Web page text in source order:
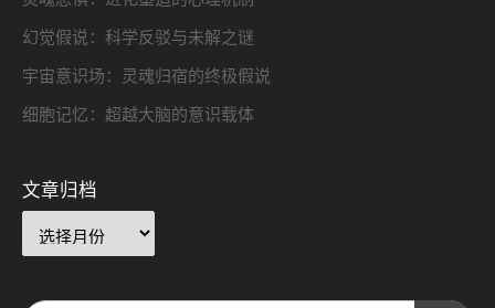
幻觉假说：科学反驳与未解之谜
宇宙意识场：灵魂归宿的终极假说
细胞记忆：超越大脑的意识载体
文章归档